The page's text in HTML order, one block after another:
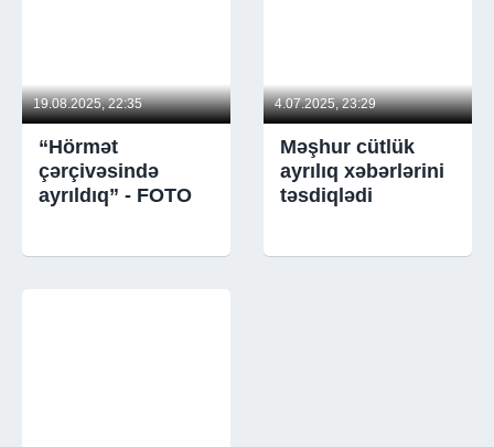
19.08.2025, 22:35
“Hörmət
çərçivəsində
ayrıldıq” - FOTO
4.07.2025, 23:29
Məşhur cütlük
ayrılıq xəbərlərini
təsdiqlədi